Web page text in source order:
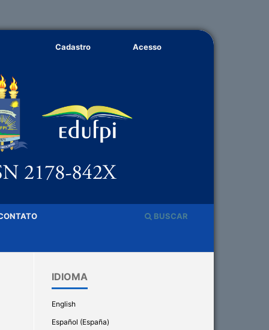
BUSCAR
Cadastro Acesso
IDIOMA
English
Español (España)